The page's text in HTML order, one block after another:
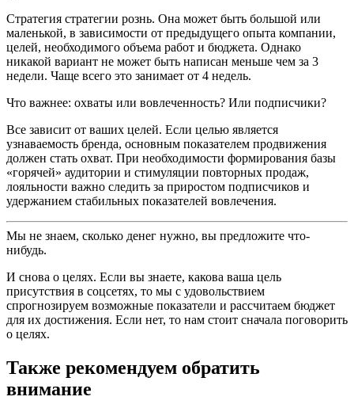
Стратегия стратегии рознь. Она может быть большой или
маленькой, в зависимости от предыдущего опыта компании,
целей, необходимого объема работ и бюджета. Однако
никакой вариант не может быть написан меньше чем за 3
недели. Чаще всего это занимает от 4 недель.
Что важнее: охваты или вовлеченность? Или подписчики?
Все зависит от ваших целей. Если целью является
узнаваемость бренда, основным показателем продвижения
должен стать охват. При необходимости формирования базы
«горячей» аудитории и стимуляции повторных продаж,
лояльности важно следить за приростом подписчиков и
удержанием стабильных показателей вовлечения.
Мы не знаем, сколько денег нужно, вы предложите что-
нибудь.
И снова о целях. Если вы знаете, какова ваша цель
присутствия в соцсетях, то мы с удовольствием
спрогнозируем возможные показатели и рассчитаем бюджет
для их достижения. Если нет, то нам стоит сначала поговорить
о целях.
Также рекомендуем обратить
внимание